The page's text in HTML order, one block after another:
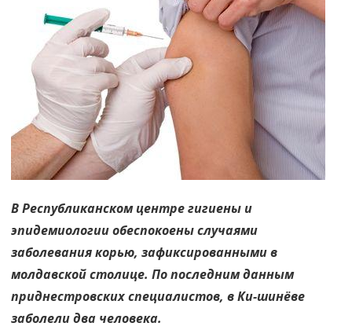
по
соседству
В Республиканском центре гигиены и
эпидемиологии обеспокоены случаями
заболевания корью, зафиксированными в
молдавской столице. По последним данным
приднестровских специалистов, в Ки-шинёве
заболели два человека.